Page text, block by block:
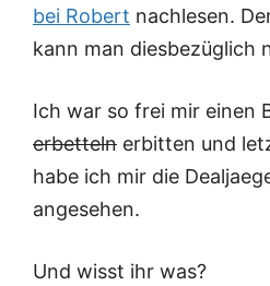
bei Robert nachlesen.
kann man diesbezüglich
Ich war so frei mir einen
erbetteln erbitten und
habe ich mir die
angesehen.
Und wisst ihr was?